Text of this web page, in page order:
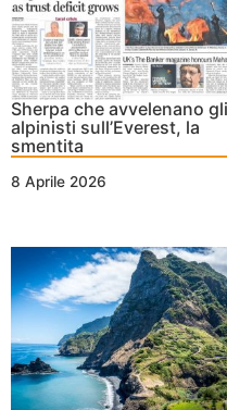
Sherpa che avvelenano gli
alpinisti sull’Everest, la
smentita
8 Aprile 2026